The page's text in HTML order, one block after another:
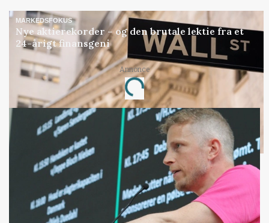
MARKEDSFOKUS
Nye aktierekorder – og den brutale lektie fra et
24-årigt finansgeni
Annonce
Loading...